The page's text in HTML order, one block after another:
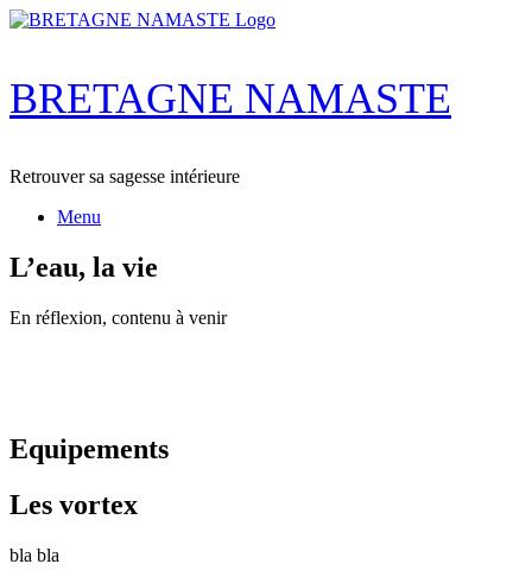
Skip
BRETAGNE NAMASTE
Retrouver sa sagesse intérieure
Menu
L’eau, la vie
En réflexion, contenu à venir
Equipements
Les vortex
bla bla